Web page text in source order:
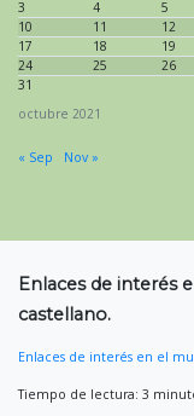
octubre 2021
3
4 5
10
11 12
17
18 19
24
25 26
31
« Sep Nov »
Enlaces de interés
castellano.
Enlaces de interés en el
Tiempo de lectura: 3